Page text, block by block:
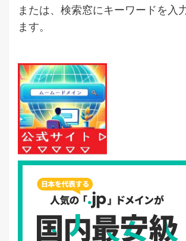
または、検索窓にキーワードを入
ます。